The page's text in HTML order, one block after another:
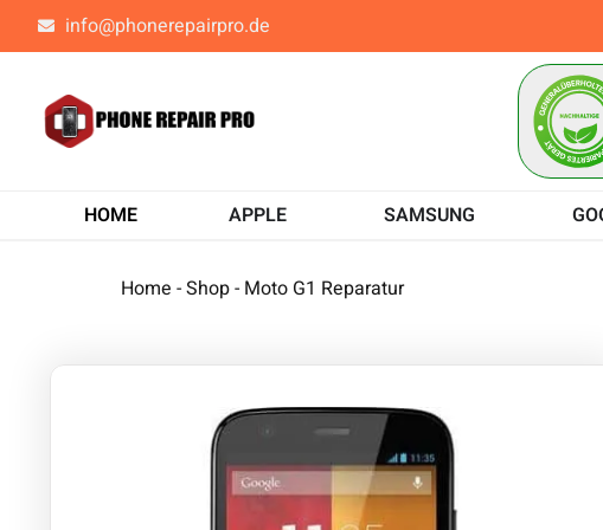
info@phonerepairpro.de
HOME APPLE SAMSUNG
Home -Shop- Moto G1 Reparatur